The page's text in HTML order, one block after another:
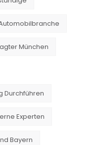
München
Durchführen
Experten
Bayern